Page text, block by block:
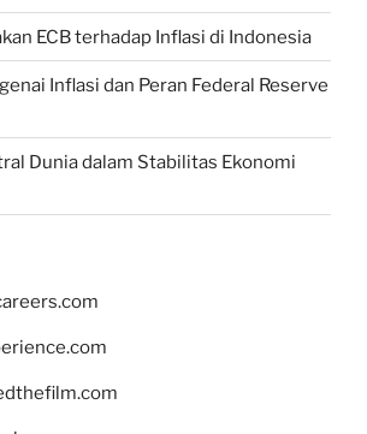
ECB terhadap Inflasi di Indonesia
Inflasi dan Peran Federal Reserve
Dunia dalam Stabilitas Ekonomi